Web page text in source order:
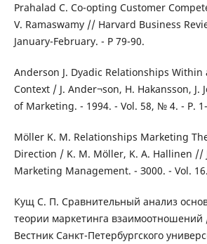
Prahalad C. Co-opting Customer
V. Ramaswamy // Harvard Business
January-February. - P 79-90.
Anderson J. Dyadic Relationships
Context / J. Ander¬son, H. Hakansson, J.
of Marketing. - 1994. - Vol. 58, № 4. - P.
Möller K. M. Relationships Marketing
Direction / K. M. Möller, K. A. Hallinen //
Marketing Management. - З000. - Vol.
Кущ С. П. Сравнительный анализ
теории маркетинга
Вестник Санкт-Петербургского